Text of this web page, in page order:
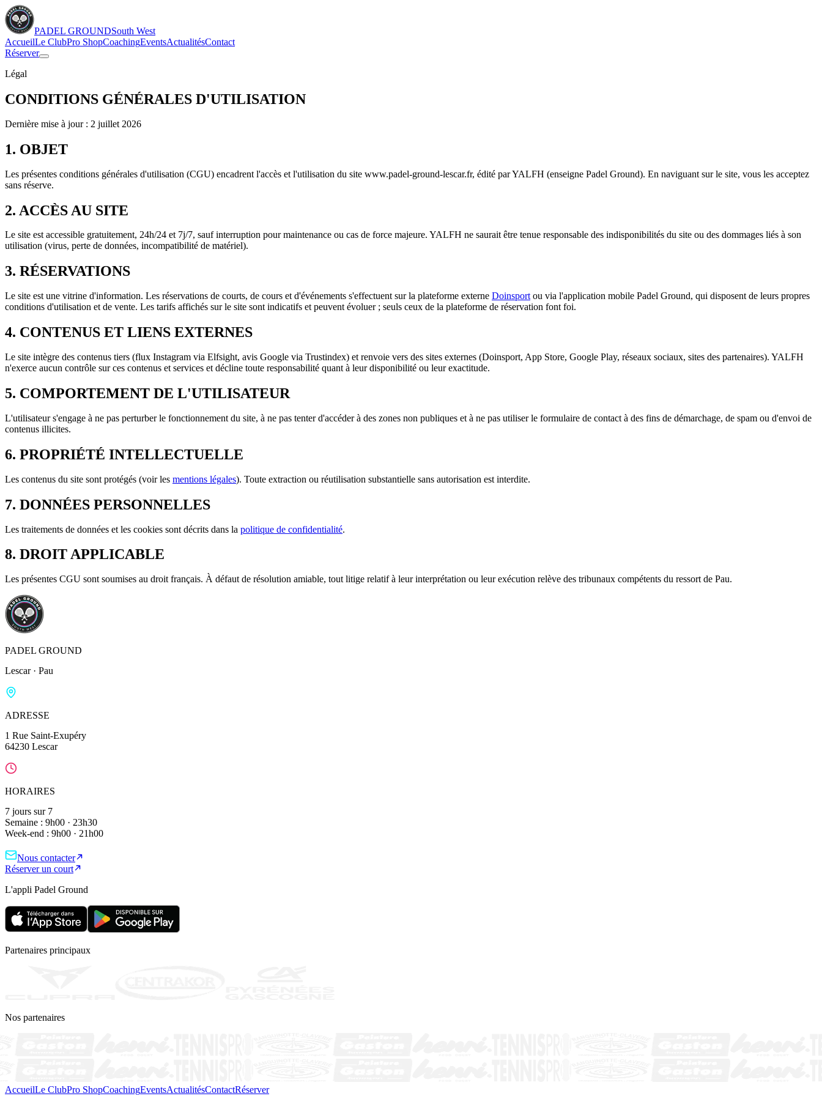
PADEL GROUNDSouth West
AccueilLe ClubPro ShopCoachingEventsActualitésContact
Réserver
Légal
CONDITIONS GÉNÉRALES D'UTILISATION
Dernière mise à jour : 2 juillet 2026
1. OBJET
Les présentes conditions générales d'utilisation (CGU) encadrent l'accès et l'utilisation du site www.padel-ground-lescar.fr, édité par YALFH (enseigne Padel Ground). En naviguant sur le site, vous les acceptez
sans réserve.
2. ACCÈS AU SITE
Le site est accessible gratuitement, 24h/24 et 7j/7, sauf interruption pour maintenance ou cas de force majeure. YALFH ne saurait être tenue responsable des indisponibilités du site ou des dommages liés à son
utilisation (virus, perte de données, incompatibilité de matériel).
3. RÉSERVATIONS
Le site est une vitrine d'information. Les réservations de courts, de cours et d'événements s'effectuent sur la plateforme externe Doinsport ou via l'application mobile Padel Ground, qui disposent de leurs propres
conditions d'utilisation et de vente. Les tarifs affichés sur le site sont indicatifs et peuvent évoluer ; seuls ceux de la plateforme de réservation font foi.
4. CONTENUS ET LIENS EXTERNES
Le site intègre des contenus tiers (flux Instagram via Elfsight, avis Google via Trustindex) et renvoie vers des sites externes (Doinsport, App Store, Google Play, réseaux sociaux, sites des partenaires). YALFH
n'exerce aucun contrôle sur ces contenus et services et décline toute responsabilité quant à leur disponibilité ou leur exactitude.
5. COMPORTEMENT DE L'UTILISATEUR
L'utilisateur s'engage à ne pas perturber le fonctionnement du site, à ne pas tenter d'accéder à des zones non publiques et à ne pas utiliser le formulaire de contact à des fins de démarchage, de spam ou d'envoi de
contenus illicites.
6. PROPRIÉTÉ INTELLECTUELLE
Les contenus du site sont protégés (voir les mentions légales). Toute extraction ou réutilisation substantielle sans autorisation est interdite.
7. DONNÉES PERSONNELLES
Les traitements de données et les cookies sont décrits dans la politique de confidentialité.
8. DROIT APPLICABLE
Les présentes CGU sont soumises au droit français. À défaut de résolution amiable, tout litige relatif à leur interprétation ou leur exécution relève des tribunaux compétents du ressort de Pau.
PADEL GROUND
Lescar · Pau
ADRESSE
1 Rue Saint-Exupéry
64230 Lescar
HORAIRES
7 jours sur 7
Semaine : 9h00 · 23h30
Week-end : 9h00 · 21h00
Nous contacter
Réserver un court
L'appli Padel Ground
Partenaires principaux
Nos partenaires
AccueilLe ClubPro ShopCoachingEventsActualitésContactRéserver